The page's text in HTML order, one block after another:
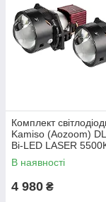
Комплект
Kamiso (Aozoom)
Bi-LED LASER
TIR PLUS
В наявності
4 980 ₴